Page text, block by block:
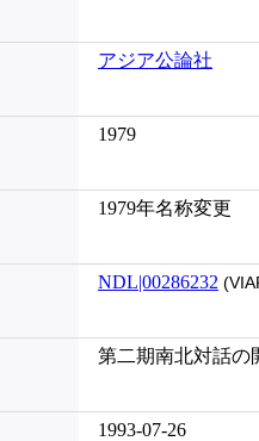
アジア公論社
1979
1979年名称変更
NDL|00286232
第二期南北対話の
1993-07-26